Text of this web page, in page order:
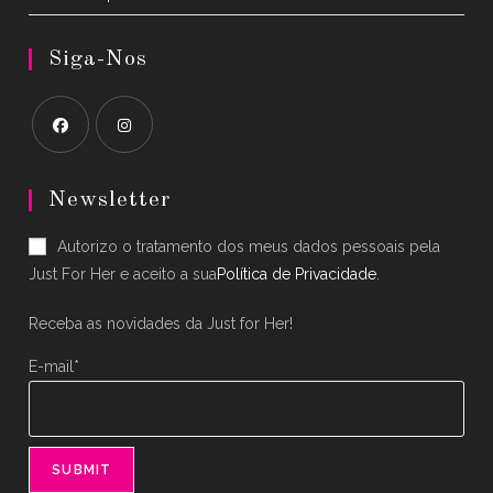
Siga-Nos
in
new
tab
in
new
tab
Newsletter
Autorizo o tratamento dos meus dados pessoais pela
Just For Her e aceito a suaPolítica de Privacidade.
Receba as novidades da Just for Her!
E-mail*